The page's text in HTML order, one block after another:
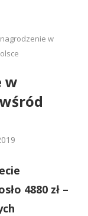
w
w
4880 zł –